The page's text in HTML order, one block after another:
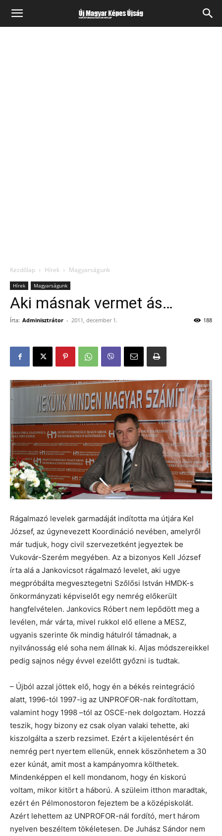
Kezdőlap Hírek Magyarságunk
Hírek Magyarságunk
Aki másnak vermet ás…
Írta: Adminisztrátor - 2011, december 1. 188
Rágalmazó levelek garmadáját indította ma útjára Kel
József, az úgynevezett Koordináció nevében, amelyről
már tudjuk, hogy civil szervezetként jegyeztek be
Vukovár-Szerém megyében. Az a bizonyos Kell József
írta alá a Jankovicsot rágalmazó levelet, aki ugye
megpróbálta megvesztegetni Szőlősi István HMDK-s
önkormányzati képviselőt egy nemrég előkerült
hangfelvételen. Jankovics Róbert nem lepődött meg a
levélen, már várta, mivel rukkol elő ellene a MESZ,
ugyanis szerinte ők mindig hátulról támadnak, a
nyilvánosság elé soha nem állnak ki. Aljas módszereikkel
pedig sajnos négy évvel ezelőtt győzni is tudtak.
– Újból azzal jöttek elő, hogy én a békés reintegráció
alatt, 1996-tól 1997-ig az UNPROFOR-nak fordítottam,
valamint hogy 1998 –tól az OSCE-nek dolgoztam. Hozzá
teszik, hogy bizony ez csak olyan valaki tehette, aki
kiszolgálta a szerb rezsimet. Ezért a kijelentésért én
nemrég pert nyertem ellenük, ennek köszönhetem a 30
ezer kúnát, amit most a kampányomra költhetek.
Mindenképpen el kell mondanom, hogy én kiskorú
voltam, mikor kitört a háború. A szüleim itthon maradtak,
ezért én Pélmonostoron fejeztem be a középiskolát.
Azért lehettem az UNPROFOR-nál fordító, mert három
nyelven beszéltem tökéletesen. De Juhász Sándor nem